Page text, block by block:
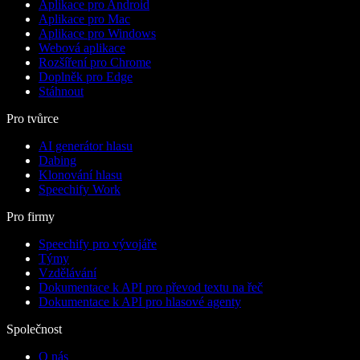
Aplikace pro Android
Aplikace pro Mac
Aplikace pro Windows
Webová aplikace
Rozšíření pro Chrome
Doplněk pro Edge
Stáhnout
Pro tvůrce
AI generátor hlasu
Dabing
Klonování hlasu
Speechify Work
Pro firmy
Speechify pro vývojáře
Týmy
Vzdělávání
Dokumentace k API pro převod textu na řeč
Dokumentace k API pro hlasové agenty
Společnost
O nás